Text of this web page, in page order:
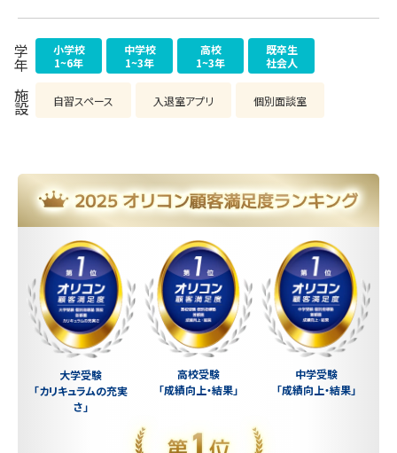
学年
小学校
1~6年
中学校
1~3年
高校
1~3年
既卒生
社会人
施設 自習スペース 入退室アプリ 個別面談室
大学受験
「カリキュラムの充実
さ」
高校受験
「成績向上・結果」
中学受験
「成績向上・結果」